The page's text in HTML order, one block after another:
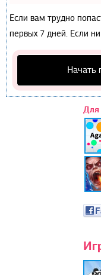
Если вам трудно
первых 7 дней. Если
Начать
Для